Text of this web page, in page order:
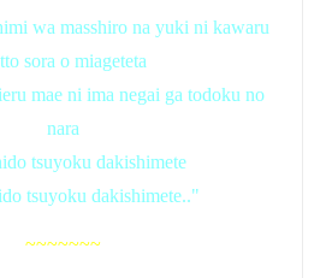
wa masshiro na yuki ni kawaru
sora o miageteta
mae ni ima negai ga todoku no
nara
tsuyoku dakishimete
tsuyoku dakishimete.."
~~~~~~~